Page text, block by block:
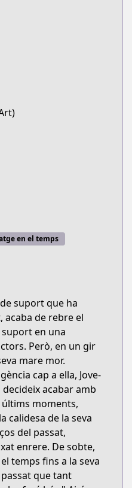
en el temps
suport que ha
acaba de rebre el
en una
Però, en un gir
mare mor.
cap a ella, Jove-
acabar amb
últims moments,
calidesa de la seva
del passat,
enrere. De sobte,
temps fins a la seva
que tant